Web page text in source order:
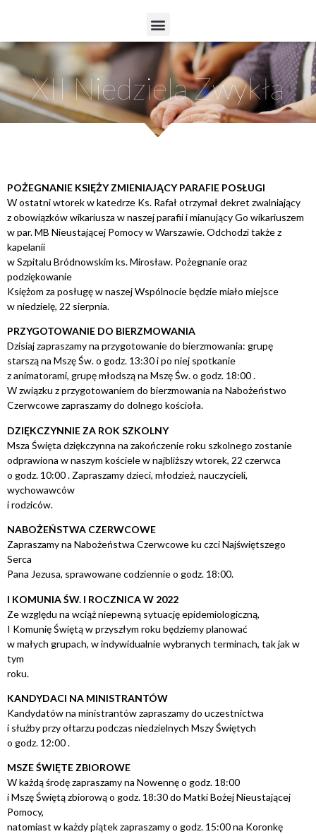
XII Niedziela Zwykła
POŻEGNANIE KSIĘŻY ZMIENIAJĄCY PARAFIE POSŁUGI
W ostatni wtorek w katedrze Ks. Rafał otrzymał dekret zwalniający
z obowiązków wikariusza w naszej parafii i mianujący Go wikariuszem
w par. MB Nieustającej Pomocy w Warszawie. Odchodzi także z
kapelanii
w Szpitalu Bródnowskim ks. Mirosław. Pożegnanie oraz
podziękowanie
Księżom za posługę w naszej Wspólnocie będzie miało miejsce
w niedzielę, 22 sierpnia.
PRZYGOTOWANIE DO BIERZMOWANIA
Dzisiaj zapraszamy na przygotowanie do bierzmowania: grupę
starszą na Mszę Św. o godz. 13:30 i po niej spotkanie
z animatorami, grupę młodszą na Mszę Św. o godz. 18:00 .
W związku z przygotowaniem do bierzmowania na Nabożeństwo
Czerwcowe zapraszamy do dolnego kościoła.
DZIĘKCZYNNIE ZA ROK SZKOLNY
Msza Święta dziękczynna na zakończenie roku szkolnego zostanie
odprawiona w naszym kościele w najbliższy wtorek, 22 czerwca
o godz. 10:00 . Zapraszamy dzieci, młodzież, nauczycieli,
wychowawców
i rodziców.
NABOŻEŃSTWA CZERWCOWE
Zapraszamy na Nabożeństwa Czerwcowe ku czci Najświętszego
Serca
Pana Jezusa, sprawowane codziennie o godz. 18:00.
I KOMUNIA ŚW. I ROCZNICA W 2022
Ze względu na wciąż niepewną sytuację epidemiologiczną,
I Komunię Świętą w przyszłym roku będziemy planować
w małych grupach, w indywidualnie wybranych terminach, tak jak w
tym
roku.
KANDYDACI NA MINISTRANTÓW
Kandydatów na ministrantów zapraszamy do uczestnictwa
i służby przy ołtarzu podczas niedzielnych Mszy Świętych
o godz. 12:00 .
MSZE ŚWIĘTE ZBIOROWE
W każdą środę zapraszamy na Nowennę o godz. 18:00
i Mszę Świętą zbiorową o godz. 18:30 do Matki Bożej Nieustającej
Pomocy,
natomiast w każdy piątek zapraszamy o godz. 15:00 na Koronkę